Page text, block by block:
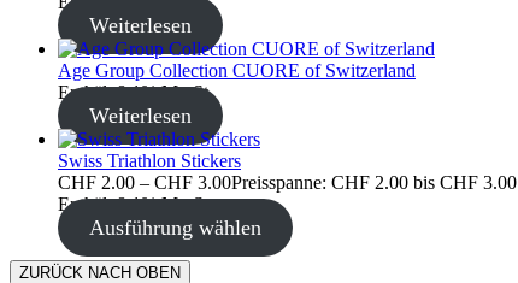
Weiterlesen
Age Group Collection CUORE of Switzerland
Enthält 8,1% MwSt.
Weiterlesen
Swiss Triathlon Stickers
CHF 2.00 – CHF 3.00Preisspanne: CHF 2.00 bis CHF 3.00
Enthält 8,1% MwSt.
Ausführung wählen
ZURÜCK NACH OBEN